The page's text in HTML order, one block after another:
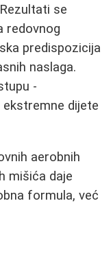
se
redovnog
predispozicija
naslaga.
-
dijete
aerobnih
mišića daje
formula, već